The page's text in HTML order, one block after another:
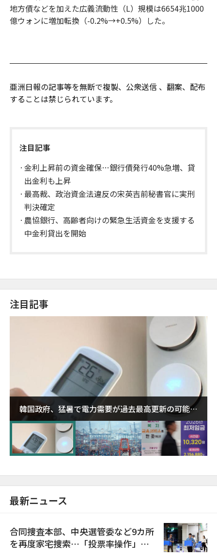
地方債などを加えた広義流動性（L）規模は6654兆1000
億ウォンに増加転換（-0.2%→+0.5%）した。
亜洲日報の記事等を無断で複製、公衆送信 、翻案、配布
することは禁じられています。
注目記事
金利上昇前の資金確保…銀行債発行40%急増、貸
出金利も上昇
最高裁、政治資金法違反の宋英吉前秘書官に実刑
判決確定
農協銀行、高齢者向けの緊急生活資金を支援する
中金利貸出を開始
注目記事
韓国政府、猛暑で電力需要が過去最高更新の可能性
に需給対応体制を点検
最新ニュース
合同捜査本部、中央選管委など9カ所
を再度家宅捜索…「投票率操作」の